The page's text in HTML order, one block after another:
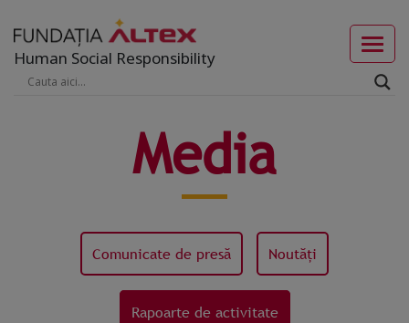
Human Social Responsibility
Media
Comunicate de presă Noutăți
Rapoarte de activitate